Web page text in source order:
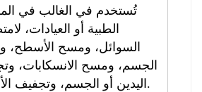
تُستخدم في الغالب في
الطبية أو العيادات،
السوائل، ومسح الأسطح،
الجسم، ومسح الانسكابات،
اليدين أو الجسم، وتجفيف الأدوات.